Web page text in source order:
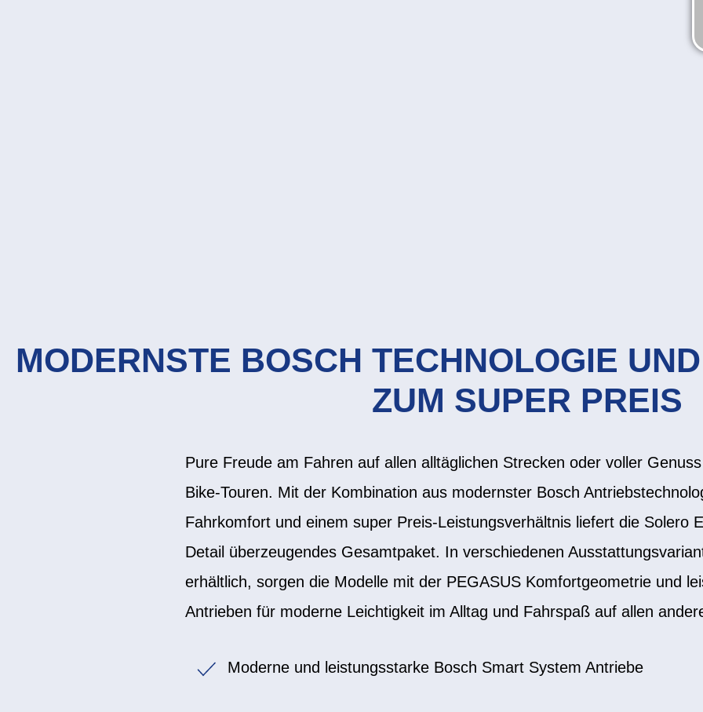
MODERNSTE BOSCH TECHNOLOGIE
ZUM SUPER PREIS
Pure Freude am Fahren auf allen alltäglichen Strecken oder voller
Bike-Touren. Mit der Kombination aus modernster Bosch
Fahrkomfort und einem super Preis-Leistungsverhältnis liefert die Solero
Detail überzeugendes Gesamtpaket. In verschiedenen
erhältlich, sorgen die Modelle mit der PEGASUS Komfortgeometrie und
Antrieben für moderne Leichtigkeit im Alltag und Fahrspaß auf allen
Moderne und leistungsstarke Bosch Smart System Antriebe